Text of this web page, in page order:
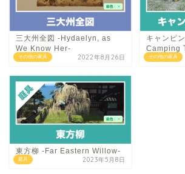
その他の家具
三大州全図 -Hydaelyn, as
We Know Her-
2022年8月26日 その他の家具
キャンピ
Camping
庭具
東方柳 -Far Eastern Willow-
2023年5月8日